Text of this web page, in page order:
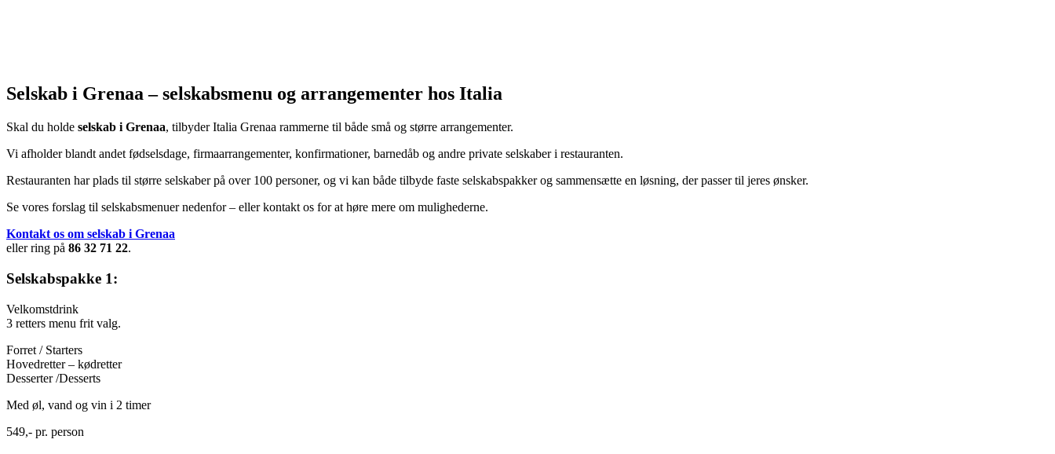
Selskab i Grenaa – selskabsmenu og arrangementer hos Italia
Skal du holde selskab i Grenaa, tilbyder Italia Grenaa rammerne til både små og større arrangementer.
Vi afholder blandt andet fødselsdage, firmaarrangementer, konfirmationer, barnedåb og andre private selskaber i restauranten.
Restauranten har plads til større selskaber på over 100 personer, og vi kan både tilbyde faste selskabspakker og sammensætte en løsning, der passer til jeres ønsker.
Se vores forslag til selskabsmenuer nedenfor – eller kontakt os for at høre mere om mulighederne.
Kontakt os om selskab i Grenaa
eller ring på 86 32 71 22.
Selskabspakke 1:
Velkomstdrink
3 retters menu frit valg.
Forret / Starters
Hovedretter – kødretter
Desserter /Desserts
Med øl, vand og vin i 2 timer
549,- pr. person